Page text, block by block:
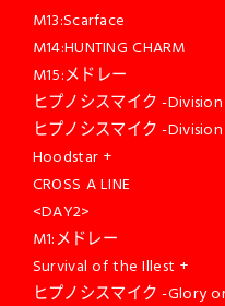
M13:Scarface
M14:HUNTING CHARM
M15:メドレー
ヒプノシスマイク -
ヒプノシスマイク -
Hoodstar +
CROSS A LINE
<DAY2>
M1:メドレー
Survival of the Illest +
ヒプノシスマイク -Glory